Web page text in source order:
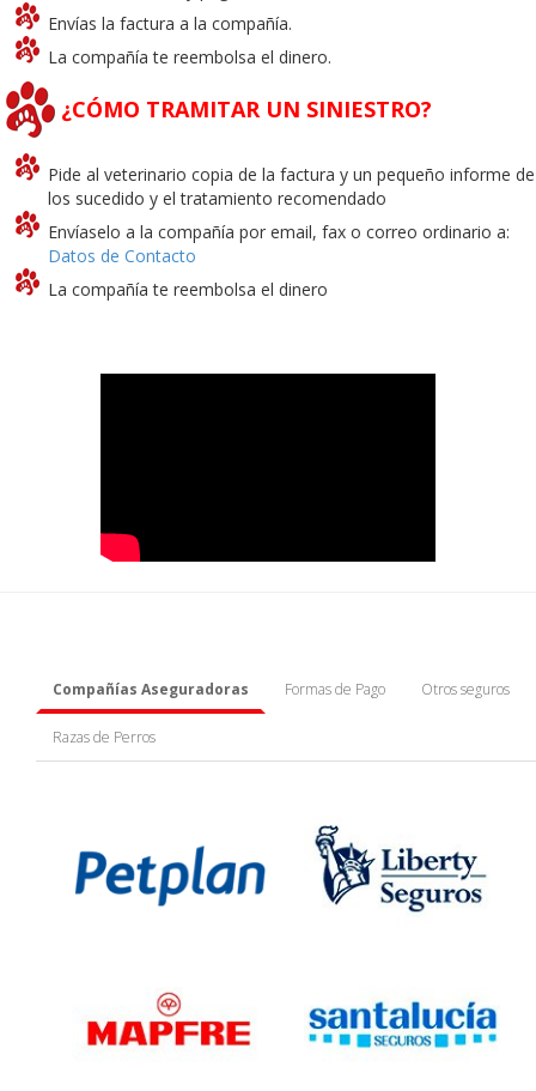
Envías la factura a la compañía.
La compañía te reembolsa el dinero.
¿CÓMO TRAMITAR UN SINIESTRO?
Pide al veterinario copia de la factura y un pequeño informe de
los sucedido y el tratamiento recomendado
Envíaselo a la compañía por email, fax o correo ordinario a:
Datos de Contacto
La compañía te reembolsa el dinero
Compañías Aseguradoras Formas de Pago Otros seguros
Razas de Perros